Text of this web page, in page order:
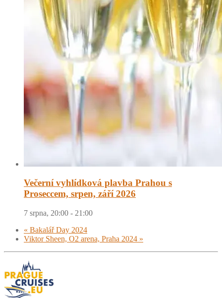
Večerní vyhlídková plavba Prahou s
Proseccem, srpen, září 2026
7 srpna, 20:00 - 21:00
« Bakalář Day 2024
Viktor Sheen, O2 arena, Praha 2024 »